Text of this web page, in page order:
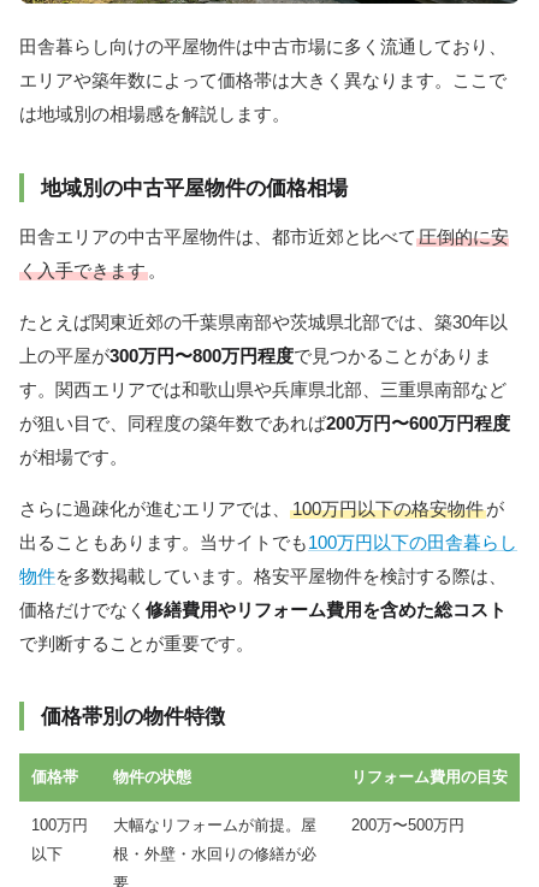
田舎暮らし向けの平屋物件は中古市場に多く流通しており、
エリアや築年数によって価格帯は大きく異なります。ここで
は地域別の相場感を解説します。
地域別の中古平屋物件の価格相場
田舎エリアの中古平屋物件は、都市近郊と比べて 圧倒的に安
く入手できます 。
たとえば関東近郊の千葉県南部や茨城県北部では、築30年以
上の平屋が300万円〜800万円程度で見つかることがありま
す。関西エリアでは和歌山県や兵庫県北部、三重県南部など
が狙い目で、同程度の築年数であれば200万円〜600万円程度
が相場です。
さらに過疎化が進むエリアでは、 100万円以下の格安物件が
出ることもあります。当サイトでも100万円以下の田舎暮らし
物件を多数掲載しています。格安平屋物件を検討する際は、
価格だけでなく 修繕費用やリフォーム費用を含めた総コスト
で判断することが重要です。
価格帯別の物件特徴
価格帯 物件の状態 リフォーム費用の目安
100万円
以下
大幅なリフォームが前提。屋
根・外壁・水回りの修繕が必
要
200万〜500万円